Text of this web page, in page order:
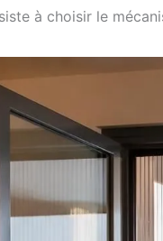
à choisir le